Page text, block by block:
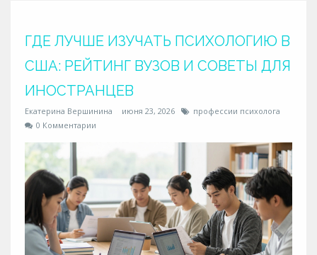
ГДЕ ЛУЧШЕ ИЗУЧАТЬ ПСИХОЛОГИЮ В
США: РЕЙТИНГ ВУЗОВ И СОВЕТЫ ДЛЯ
ИНОСТРАНЦЕВ
Екатерина Вершинина июня 23, 2026
профессии психолога
0 Комментарии